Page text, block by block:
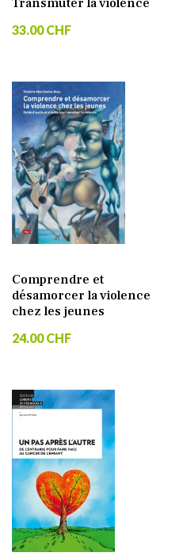
Transmuter la violence
33.00 CHF
Comprendre et
désamorcer la violence
chez les jeunes
24.00 CHF